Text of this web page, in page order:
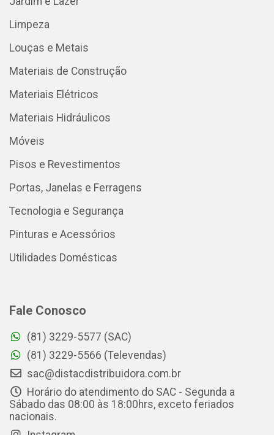
Limpeza
Louças e Metais
Materiais de Construção
Materiais Elétricos
Materiais Hidráulicos
Móveis
Pisos e Revestimentos
Portas, Janelas e Ferragens
Tecnologia e Segurança
Pinturas e Acessórios
Utilidades Domésticas
Fale Conosco
(81) 3229-5577 (SAC)
(81) 3229-5566 (Televendas)
sac@distacdistribuidora.com.br
Horário do atendimento do SAC - Segunda a
Sábado das 08:00 às 18:00hrs, exceto feriados
nacionais.